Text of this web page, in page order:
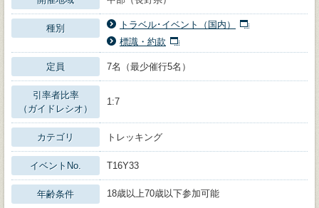
種別
トラベル･イベント（国内）
標識・約款
定員 7名（最少催行5名）
引率者比率
（ガイドレシオ）
1:7
カテゴリ トレッキング
イベントNo. T16Y33
年齢条件 18歳以上70歳以下参加可能